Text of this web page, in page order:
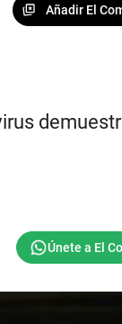
Añadir El